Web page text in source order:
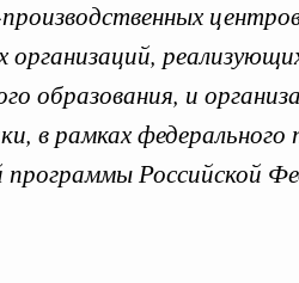
организаций,
образования, и
в рамках
программы Российской
к ним